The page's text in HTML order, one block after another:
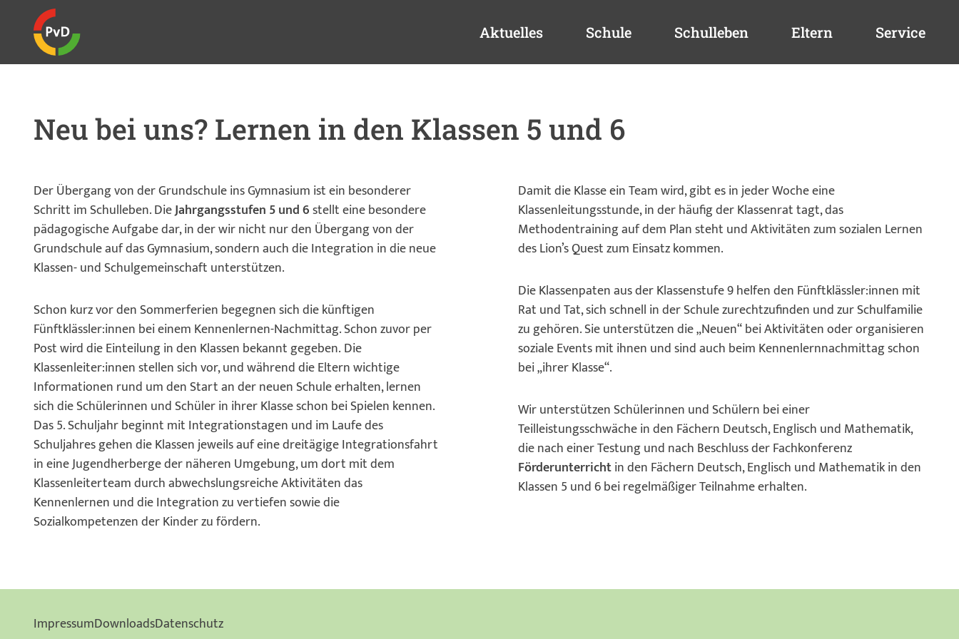
Aktuelles Schule Schulleben Eltern Service
Neu bei uns? Lernen in den Klassen 5 und 6
Der Übergang von der Grundschule ins Gymnasium ist ein besonderer
Schritt im Schulleben. DieJahrgangsstufen 5 und 6stellt eine besondere
pädagogische Aufgabe dar, in der wir nicht nur den Übergang von der
Grundschule auf das Gymnasium, sondern auch die Integration in die neue
Klassen- und Schulgemeinschaft unterstützen.
Schon kurz vor den Sommerferien begegnen sich die künftigen
Fünftklässler:innen bei einem Kennenlernen-Nachmittag. Schon zuvor per
Post wird die Einteilung in den Klassen bekannt gegeben. Die
Klassenleiter:innen stellen sich vor, und während die Eltern wichtige
Informationen rund um den Start an der neuen Schule erhalten, lernen
sich die Schülerinnen und Schüler in ihrer Klasse schon bei Spielen kennen.
Das 5. Schuljahr beginnt mit Integrationstagen und im Laufe des
Schuljahres gehen die Klassen jeweils auf eine dreitägige Integrationsfahrt
in eine Jugendherberge der näheren Umgebung, um dort mit dem
Klassenleiterteam durch abwechslungsreiche Aktivitäten das
Kennenlernen und die Integration zu vertiefen sowie die
Sozialkompetenzen der Kinder zu fördern.
Damit die Klasse ein Team wird, gibt es in jeder Woche eine
Klassenleitungsstunde, in der häufig der Klassenrat tagt, das
Methodentraining auf dem Plan steht und Aktivitäten zum sozialen Lernen
des Lion’s Quest zum Einsatz kommen.
Die Klassenpaten aus der Klassenstufe 9 helfen den Fünftklässler:innen mit
Rat und Tat, sich schnell in der Schule zurechtzufinden und zur Schulfamilie
zu gehören. Sie unterstützen die „Neuen“ bei Aktivitäten oder organisieren
soziale Events mit ihnen und sind auch beim Kennenlernnachmittag schon
bei „ihrer Klasse“.
Wir unterstützen Schülerinnen und Schülern bei einer
Teilleistungsschwäche in den Fächern Deutsch, Englisch und Mathematik,
die nach einer Testung und nach Beschluss der Fachkonferenz
Förderunterrichtin den Fächern Deutsch, Englisch und Mathematik in den
Klassen 5 und 6 bei regelmäßiger Teilnahme erhalten.
ImpressumDownloadsDatenschutz